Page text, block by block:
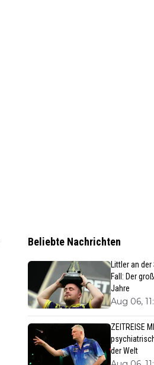
Beliebte Nachrichten
Littler an
Fall: Der
Jahre
Aug 06,
ZEITREISE
der Welt